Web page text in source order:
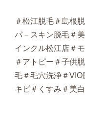
＃松江脱毛＃島根
パ－スキン脱毛＃
インクル松江店＃
＃アトピー＃子供
毛＃毛穴洗浄＃
キビ＃くすみ＃美